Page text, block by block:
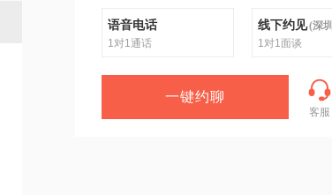
语音电话
1对1通话
线下约见(深圳
1对1面谈
一键约聊
客服